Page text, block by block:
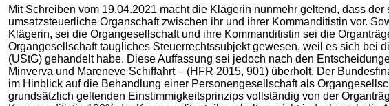
Mit Schreiben vom 19.04.2021 macht die Klägerin nunmehr geltend, dass
umsatzsteuerliche Organschaft zwischen ihr und ihrer Kommanditistin vor.
Klägerin, sei die Organgesellschaft und ihre Kommanditistin sei die
Organgesellschaft taugliches Steuerrechtssubjekt gewesen, weil es sich bei
(UStG) gehandelt habe. Diese Auffassung sei jedoch nach den
Minverva und Mareneve Schiffahrt – (HFR 2015, 901) überholt. Der
im Hinblick auf die Behandlung einer Personengesellschaft als
grundsätzlich geltenden Einstimmigkeitsprinzips vollständig von der